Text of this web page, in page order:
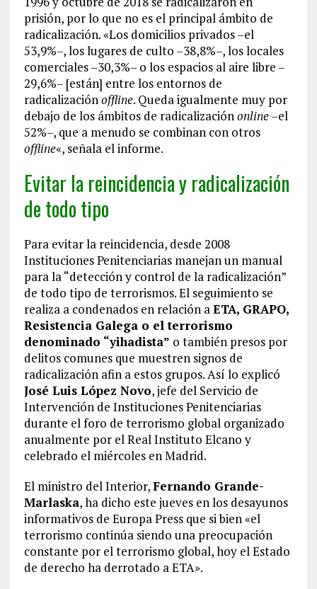
prisión, por lo que no es el principal ámbito de
radicalización. «Los domicilios privados –el
53,9%–, los lugares de culto –38,8%–, los locales
comerciales –30,3%– o los espacios al aire libre –
29,6%– [están] entre los entornos de
radicalizaciónoffline. Queda igualmente muy por
debajo de los ámbitos de radicalizaciónonline–el
52%–, que a menudo se combinan con otros
offline«, señala el informe.
Evitar la reincidencia y radicalización
de todo tipo
Para evitar la reincidencia, desde 2008
Instituciones Penitenciarias manejan un manual
para la “detección y control de la radicalización”
de todo tipo de terrorismos. El seguimiento se
realiza a condenados en relación aETA, GRAPO,
Resistencia Galega o el terrorismo
denominado “yihadista” o también presos por
delitos comunes que muestren signos de
radicalización afin a estos grupos. Así lo explicó
José Luis López Novo, jefe del Servicio de
Intervención de Instituciones Penitenciarias
durante el foro de terrorismo global organizado
anualmente por el Real Instituto Elcano y
celebrado el miércoles en Madrid.
El ministro del Interior,Fernando Grande-
Marlaska, ha dicho este jueves en los desayunos
informativos de Europa Press que si bien «el
terrorismo continúa siendo una preocupación
constante por el terrorismo global, hoy el Estado
de derecho ha derrotado a ETA».